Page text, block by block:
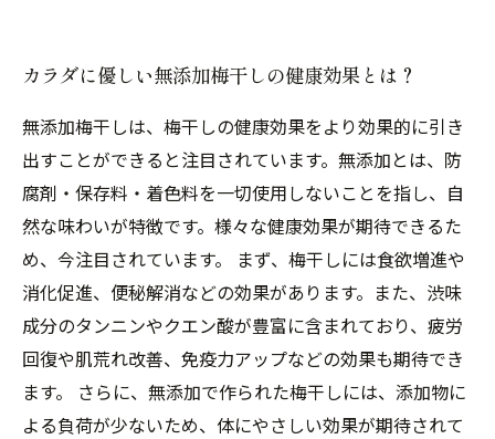
カラダに優しい無添加梅干しの健康効果とは？
無添加梅干しは、梅干しの健康効果をより効果的に引き
出すことができると注目されています。無添加とは、防
腐剤・保存料・着色料を一切使用しないことを指し、自
然な味わいが特徴です。様々な健康効果が期待できるた
め、今注目されています。 まず、梅干しには食欲増進や
消化促進、便秘解消などの効果があります。また、渋味
成分のタンニンやクエン酸が豊富に含まれており、疲労
回復や肌荒れ改善、免疫力アップなどの効果も期待でき
ます。 さらに、無添加で作られた梅干しには、添加物に
よる負荷が少ないため、体にやさしい効果が期待されて